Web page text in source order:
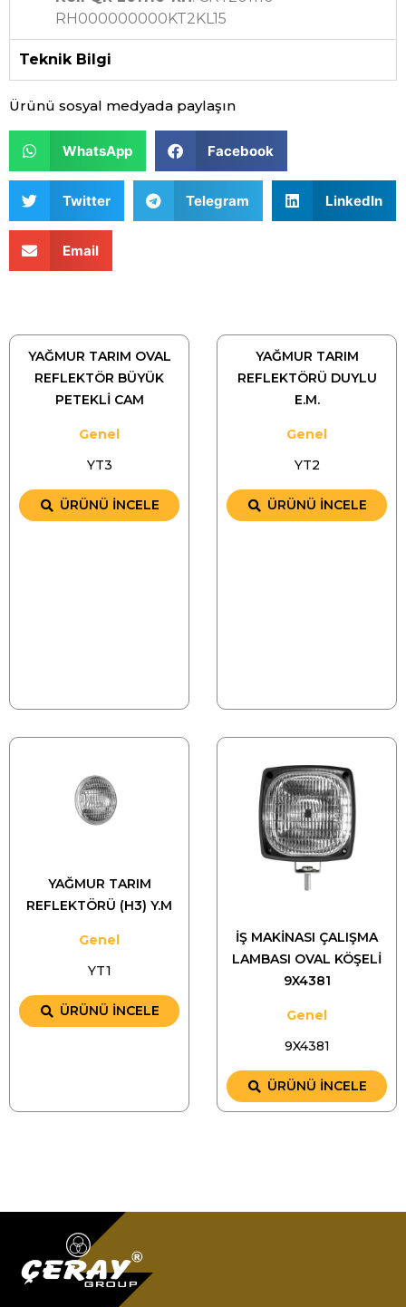
RH000000000KT2KL15
Teknik Bilgi
Ürünü sosyal medyada paylaşın
WhatsApp Facebook
Twitter Telegram LinkedIn
Email
YAĞMUR TARIM OVAL
REFLEKTÖR BÜYÜK
PETEKLİ CAM
Genel
YT3
ÜRÜNÜ İNCELE
YAĞMUR TARIM
REFLEKTÖRÜ DUYLU
E.M.
Genel
YT2
ÜRÜNÜ İNCELE
YAĞMUR TARIM
REFLEKTÖRÜ (H3) Y.M
Genel
YT1
ÜRÜNÜ İNCELE
İŞ MAKİNASI ÇALIŞMA
LAMBASI OVAL KÖŞELİ
9X4381
Genel
9X4381
ÜRÜNÜ İNCELE